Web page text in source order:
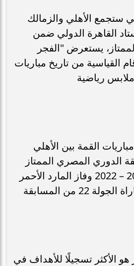
القمة 131 التي ستجمع الأهلي والزمالك
القاهرة الدولي ضمن
يستعرض "الفجر
القياسية من تاريخ مباريات
رياضية
القمة بين الأهلي
الدوري المصري الممتاز
كان في موسم 2001 – 2022 وفاز المارد الأحمر
بنتيجة 6 – 1 في مباراة الجولة 22 من المسابقة
الأكثر تسجيلًا للأهداف في